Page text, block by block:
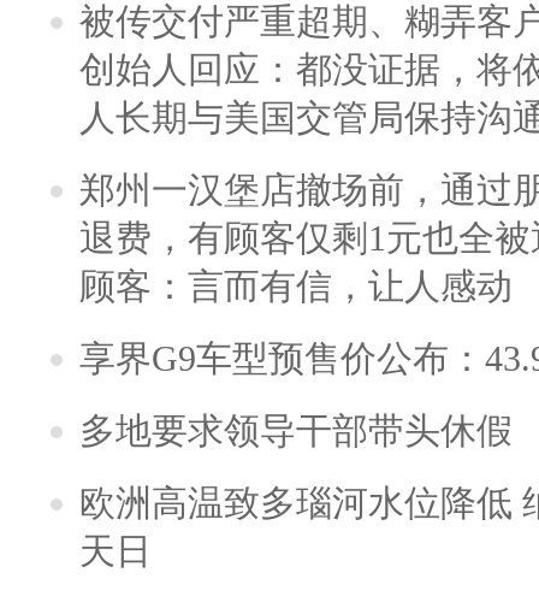
被传交付严重超期、糊弄客
创始人回应：都没证据，将
人长期与美国交管局保持沟
郑州一汉堡店撤场前，通过
退费，有顾客仅剩1元也全
顾客：言而有信，让人感动
享界G9车型预售价公布：
多地要求领导干部带头休假
欧洲高温致多瑙河水位降低
天日